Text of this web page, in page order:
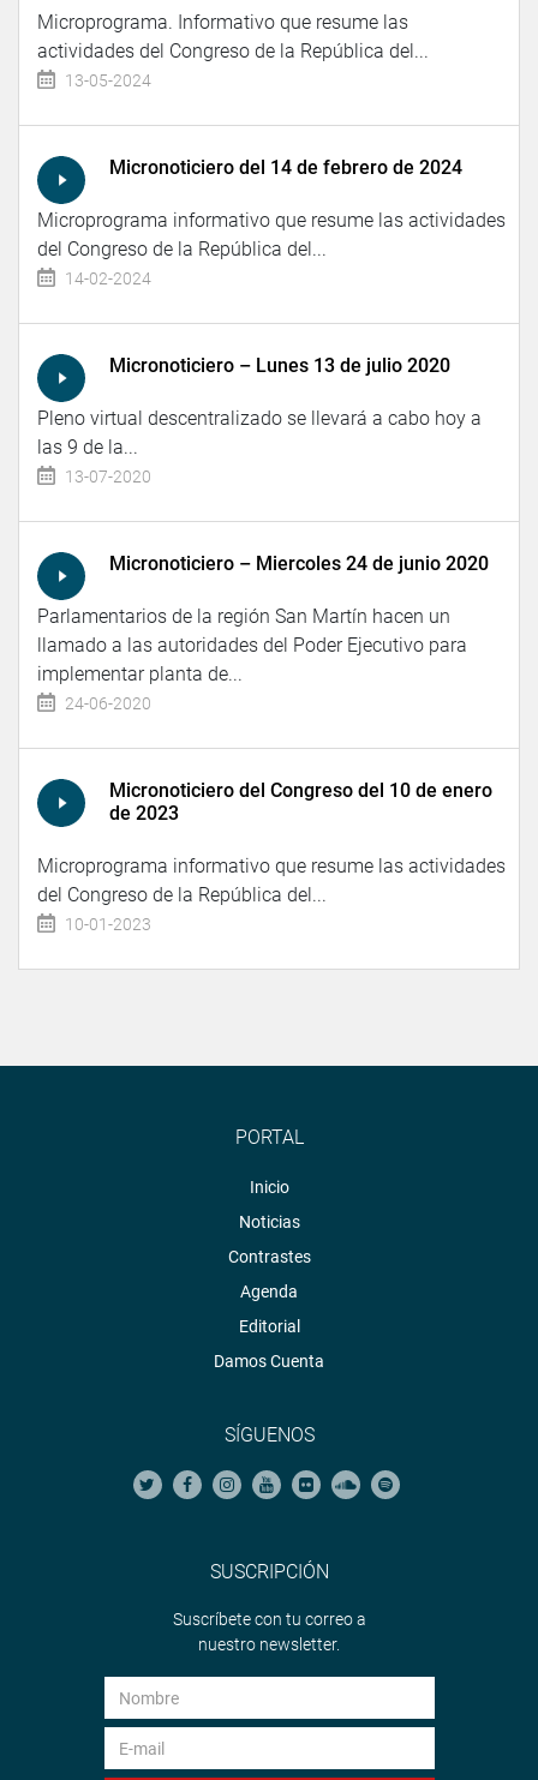
Microprograma. Informativo que resume las
actividades del Congreso de la República del...
13-05-2024
Micronoticiero del 14 de febrero de 2024
Microprograma informativo que resume las actividades
del Congreso de la República del...
14-02-2024
Micronoticiero – Lunes 13 de julio 2020
Pleno virtual descentralizado se llevará a cabo hoy a
las 9 de la...
13-07-2020
Micronoticiero – Miercoles 24 de junio 2020
Parlamentarios de la región San Martín hacen un
llamado a las autoridades del Poder Ejecutivo para
implementar planta de...
24-06-2020
Micronoticiero del Congreso del 10 de enero
de 2023
Microprograma informativo que resume las actividades
del Congreso de la República del...
10-01-2023
PORTAL
Inicio
Noticias
Contrastes
Agenda
Editorial
Damos Cuenta
SÍGUENOS
SUSCRIPCIÓN
Suscríbete con tu correo a
nuestro newsletter.